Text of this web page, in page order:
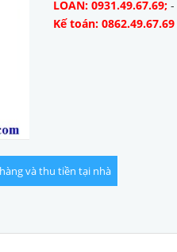
LOAN: 0931.49.67.69; -
Kế toán: 0862.49.67.69
và thu tiền tại nhà